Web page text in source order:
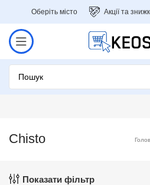
Оберіть місто Акції та
Chisto
Показати фільтр